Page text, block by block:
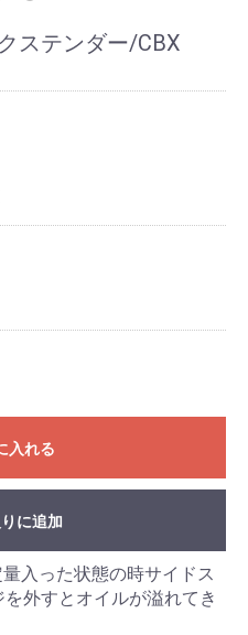
ステンダー/CBX
入れる
に追加
入った状態の時サイドス
外すとオイルが溢れてき